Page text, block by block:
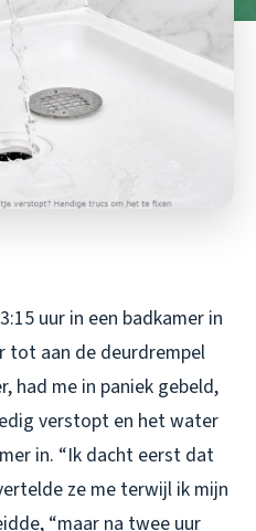
uur in een badkamer in
tot aan de deurdrempel
had me in paniek gebeld,
verstopt en het water
in. “Ik dacht eerst dat
ze me terwijl ik mijn
“maar na twee uur